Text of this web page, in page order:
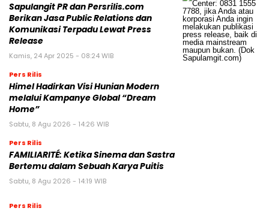
Sapulangit PR dan Persrilis.com
Berikan Jasa Public Relations dan
Komunikasi Terpadu Lewat Press
Release
Kamis, 24 Apr 2025 - 08:24 WIB
Pers Rilis
Himel Hadirkan Visi Hunian Modern
melalui Kampanye Global “Dream
Home”
Sabtu, 8 Agu 2026 - 14:26 WIB
Pers Rilis
FAMILIARITÉ: Ketika Sinema dan Sastra
Bertemu dalam Sebuah Karya Puitis
Sabtu, 8 Agu 2026 - 14:19 WIB
Pers Rilis